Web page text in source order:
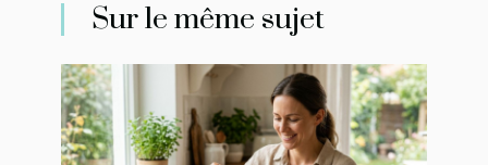
Sur le même sujet